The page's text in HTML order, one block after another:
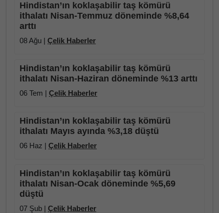
Hindistan’ın koklaşabilir taş kömürü
ithalatı Nisan-Temmuz döneminde %8,64
arttı
08 Ağu | Çelik Haberler
Hindistan’ın koklaşabilir taş kömürü
ithalatı Nisan-Haziran döneminde %13 arttı
06 Tem | Çelik Haberler
Hindistan’ın koklaşabilir taş kömürü
ithalatı Mayıs ayında %3,18 düştü
06 Haz | Çelik Haberler
Hindistan’ın koklaşabilir taş kömürü
ithalatı Nisan-Ocak döneminde %5,69
düştü
07 Şub | Çelik Haberler